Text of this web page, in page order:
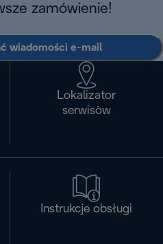
zamówienie!
wiadomości e-mail
Lokalizator
serwisòw
Instrukcje obsługi